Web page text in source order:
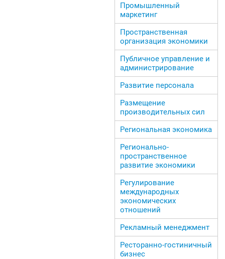
Промышленный
маркетинг
Пространственная
организация экономики
Публичное управление и
администрирование
Развитие персонала
Размещение
производительных сил
Региональная экономика
Регионально-
пространственное
развитие экономики
Регулирование
международных
экономических
отношений
Рекламный менеджмент
Ресторанно-гостиничный
бизнес